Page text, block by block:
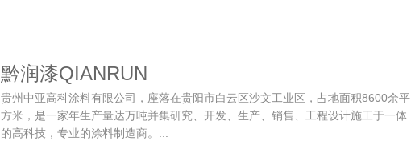
国家级绿色工厂、CNAS国家认可实验室等一系列品牌硬核实力。...
黔润漆QIANRUN
贵州中亚高科涂料有限公司，座落在贵阳市白云区沙文工业区，占地面积8600余平
方米，是一家年生产量达万吨并集研究、开发、生产、销售、工程设计施工于一体
的高科技，专业的涂料制造商。...